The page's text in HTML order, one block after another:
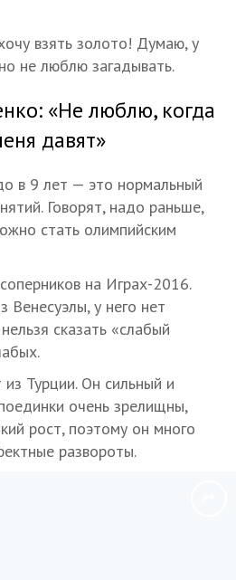
взять золото! Думаю, у
не люблю загадывать.
«Не люблю, когда
давят»
в 9 лет — это нормальный
Говорят, надо раньше,
стать олимпийским
на Играх-2016.
Венесуэлы, у него нет
сказать «слабый
Турции. Он сильный и
очень зрелищны,
рост, поэтому он много
развороты.